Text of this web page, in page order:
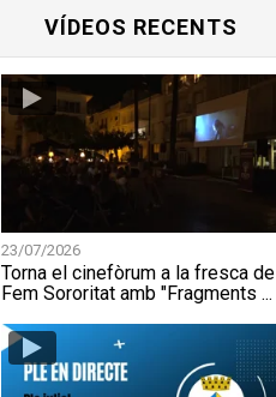
VÍDEOS RECENTS
23/07/2026
Torna el cinefòrum a la fresca de
Fem Sororitat amb "Fragments ...